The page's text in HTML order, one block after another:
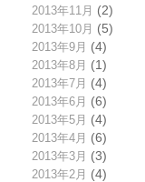
2013年11月 (2)
2013年10月 (5)
2013年9月 (4)
2013年8月 (1)
2013年7月 (4)
2013年6月 (6)
2013年5月 (4)
2013年4月 (6)
2013年3月 (3)
2013年2月 (4)